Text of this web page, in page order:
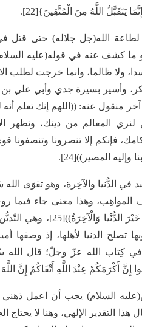
يَتَقَبَّلُ اللَّهُ مِنَ الْمُتَّقِينَ}[22].
لطاعة الله(جل جلاله) حتى قتل
ما كشف عنه في قوله(عليه
ولا ظالما، وانما خرجت
وأسير بسيرة جدي وأبي علي
منقول عنه: ((اللهم إنك تعلم
المعالم من دينك، ونظهر
فإنكم إلا تنصرونا وتنصفونا
وإليه المصير))[24].
الدُّنيا والآخِرة، وهو تقوَى الله
المواهِب، وهذا معنى جاء فيما
الله عليه وآله)، حيث قال: ((مَنْ رُزِقَ
تصلح الدنيا لأهلها، إذ وصفها
وهذا كُلُّه مُقررٌ في كِتاب الله عزّ وجلّ؛
أَكْرَمَكُمْ عِنْدَ اللَّهِ أَتْقَاكُمْ إِنَّ اللَّهَ
السلام) يجب أن اعمل ذهني
هذا التقدير الإلهي، وهنا لا يحتاج